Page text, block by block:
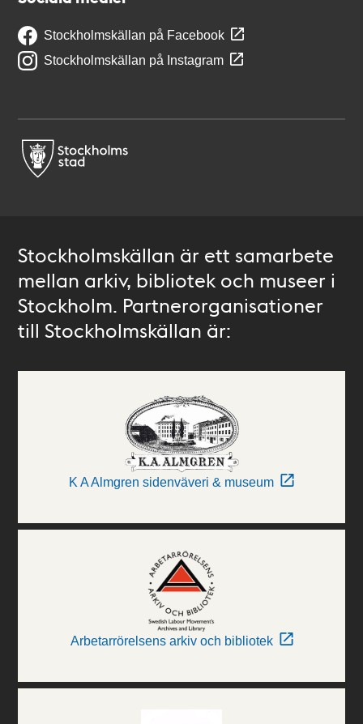
Stockholmskällan på Facebook
Stockholmskällan på Instagram
Stockholmskällan är ett samarbete
mellan arkiv, bibliotek och museer i
Stockholm. Partnerorganisationer
till Stockholmskällan är:
K A Almgren sidenväveri & museum
Arbetarrörelsens arkiv och bibliotek